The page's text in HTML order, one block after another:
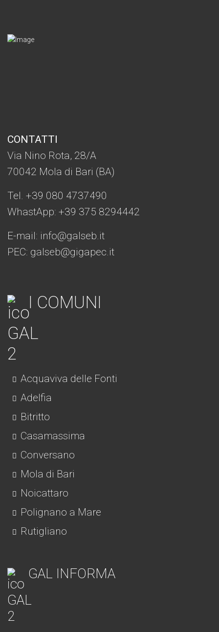
CONTATTI
Via Nino Rota, 28/A
70042 Mola di Bari (BA)
Tel. +39 080 4737490
WhastApp: +39 375 8294442
E-mail: info@galseb.it
PEC: galseb@gigapec.it
I COMUNI
Acquaviva delle Fonti
Adelfia
Bitritto
Casamassima
Conversano
Mola di Bari
Noicattaro
Polignano a Mare
Rutigliano
GAL INFORMA